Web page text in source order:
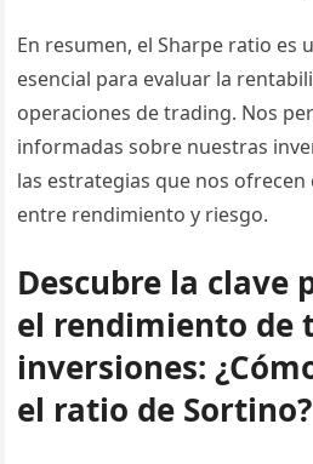
En resumen, el Sharpe ratio es
esencial para evaluar la
operaciones de trading. Nos
informadas sobre nuestras
las estrategias que nos
entre rendimiento y riesgo.
Descubre la clave
el rendimiento de
inversiones:
el ratio de Sortino?